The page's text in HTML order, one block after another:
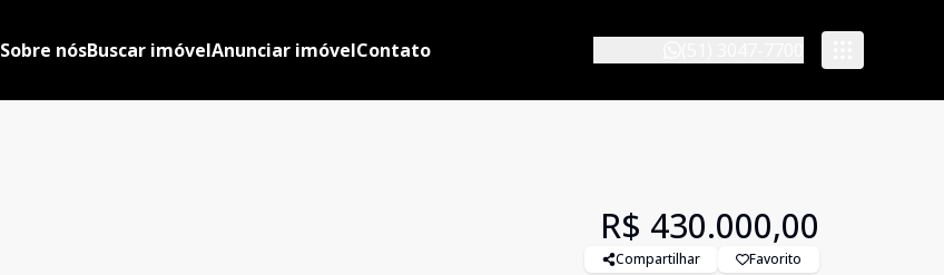
Sobre nósBuscar imóvelAnunciar imóvelContato
R$ 430.000,00
Compartilhar Favorito